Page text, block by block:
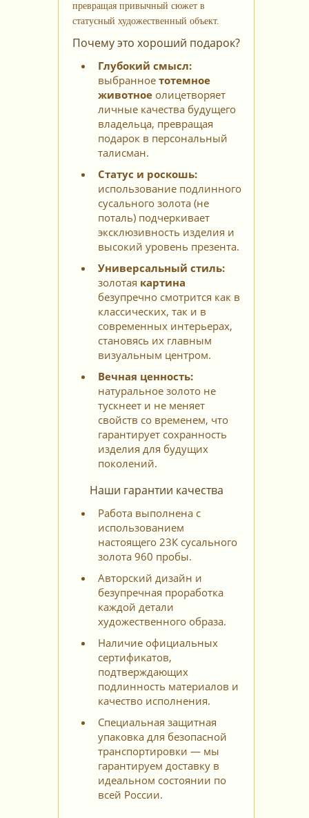
превращая привычный сюжет в
статусный художественный объект.
Почему это хороший подарок?
Глубокий смысл:
выбранное тотемное
животное олицетворяет
личные качества будущего
владельца, превращая
подарок в персональный
талисман.
Статус и роскошь:
использование подлинного
сусального золота (не
поталь) подчеркивает
эксклюзивность изделия и
высокий уровень презента.
Универсальный стиль:
золотая картина
безупречно смотрится как в
классических, так и в
современных интерьерах,
становясь их главным
визуальным центром.
Вечная ценность:
натуральное золото не
тускнеет и не меняет
свойств со временем, что
гарантирует сохранность
изделия для будущих
поколений.
Наши гарантии качества
Работа выполнена с
использованием
настоящего 23К сусального
золота 960 пробы.
Авторский дизайн и
безупречная проработка
каждой детали
художественного образа.
Наличие официальных
сертификатов,
подтверждающих
подлинность материалов и
качество исполнения.
Специальная защитная
упаковка для безопасной
транспортировки — мы
гарантируем доставку в
идеальном состоянии по
всей России.